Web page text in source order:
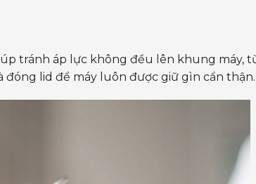
tránh áp lực không đều lên khung máy,
đóng lid để máy luôn được giữ gìn cẩn thận.